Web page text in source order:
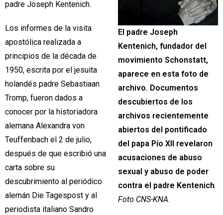
El padre Joseph
Kentenich, fundador del
movimiento Schonstatt,
aparece en esta foto de
archivo. Documentos
descubiertos de los
archivos recientemente
abiertos del pontificado
del papa Pío XII revelaron
acusaciones de abuso
sexual y abuso de poder
contra el padre Kentenich.
Foto CNS-KNA.
padre Joseph Kentenich.
Los informes de la visita
apostólica realizada a
principios de la década de
1950, escrita por el jesuita
holandés padre Sebastiaan
Tromp, fueron dados a
conocer por la historiadora
alemana Alexandra von
Teuffenbach el 2 de julio,
después de que escribió una
carta sobre su
descubrimiento al periódico
alemán Die Tagespost y al
periodista italiano Sandro